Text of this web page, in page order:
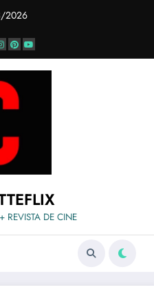
2026
REVISTA DE CINE